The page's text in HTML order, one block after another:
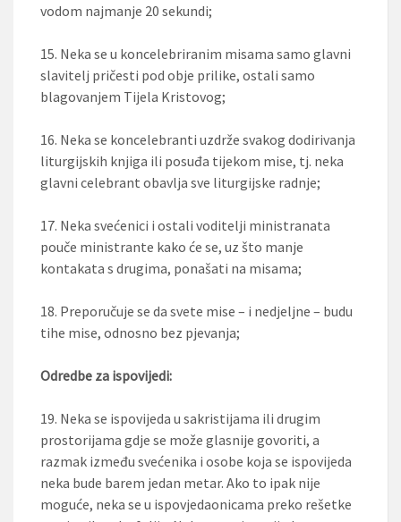
vodom najmanje 20 sekundi;
15. Neka se u koncelebriranim misama samo glavni
slavitelj pričesti pod obje prilike, ostali samo
blagovanjem Tijela Kristovog;
16. Neka se koncelebranti uzdrže svakog dodirivanja
liturgijskih knjiga ili posuđa tijekom mise, tj. neka
glavni celebrant obavlja sve liturgijske radnje;
17. Neka svećenici i ostali voditelji ministranata
pouče ministrante kako će se, uz što manje
kontakata s drugima, ponašati na misama;
18. Preporučuje se da svete mise – i nedjeljne – budu
tihe mise, odnosno bez pjevanja;
Odredbe za ispovijedi:
19. Neka se ispovijeda u sakristijama ili drugim
prostorijama gdje se može glasnije govoriti, a
razmak između svećenika i osobe koja se ispovijeda
neka bude barem jedan metar. Ako to ipak nije
moguće, neka se u ispovjedaonicama preko rešetke